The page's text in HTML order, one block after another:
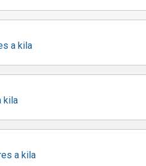
a kila
kila
a kila